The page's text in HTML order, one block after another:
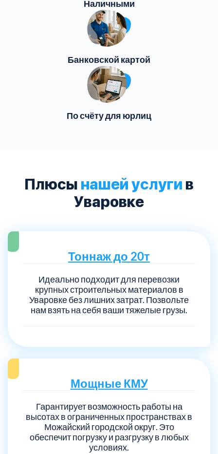
Наличными
Банковской картой
По счёту для юрлиц
Плюсы нашей услуги в
Уваровке
Тоннаж до 20т
Идеально подходит для перевозки
крупных строительных материалов в
Уваровке без лишних затрат. Позвольте
нам взять на себя ваши тяжелые грузы.
Мощные КМУ
Гарантирует возможность работы на
высотах в ограниченных пространствах в
Можайский городской округ. Это
обеспечит погрузку и разгрузку в любых
условиях.